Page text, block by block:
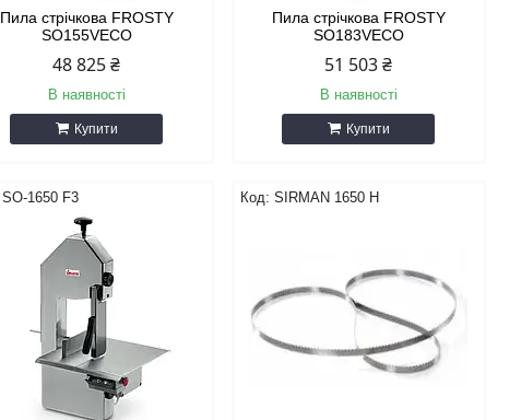
Пила стрічкова FROSTY
SO155VECO
48 825 ₴
В наявності
Купити
Пила стрічкова FROSTY
SO183VECO
51 503 ₴
В наявності
Купити
SO-1650 F3 SIRMAN 1650 H